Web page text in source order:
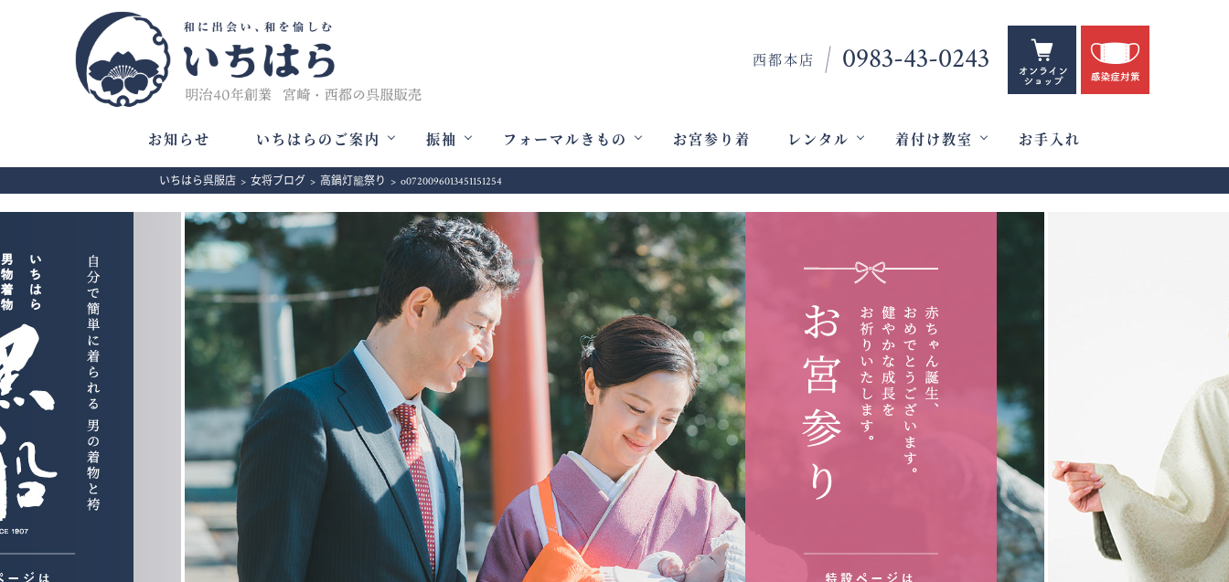
西都本店 0983-43-0243
お知らせ いちはらのご案内 振袖 フォーマルきもの お宮参り着 レンタル 着付け教室 お手入れ
いちはら呉服店 > 女将ブログ > 高鍋灯籠祭り > o0720096013451151254